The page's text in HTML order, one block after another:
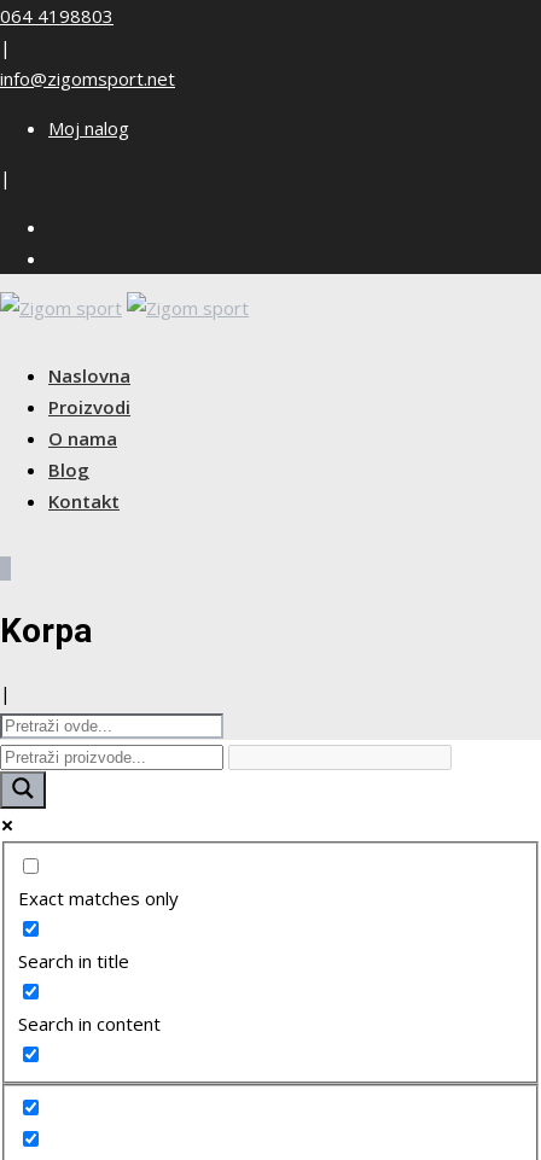
Skip
to
content
064 4198803
|
info@zigomsport.net
Moj nalog
|
Naslovna
Proizvodi
O nama
Blog
Kontakt
Korpa
|
Exact matches only
Search in title
Search in content